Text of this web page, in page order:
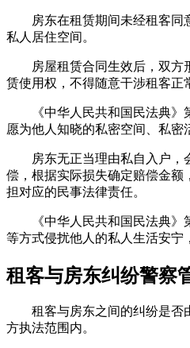
房东在租赁期间未经租客同意
私人居住空间。
房屋租赁合同生效后，双方形
赁使用权，不得随意干涉租客正
《中华人民共和国民法典》第
愿为他人知晓的私密空间、私密
房东无正当理由私自入户，会
偿，根据实际损失确定赔偿金额
担对应的民事法律责任。
《中华人民共和国民法典》第
等方式侵扰他人的私人生活安宁
租客与房东纠纷警察
租客与房东之间的纠纷是否由
方执法范围内。